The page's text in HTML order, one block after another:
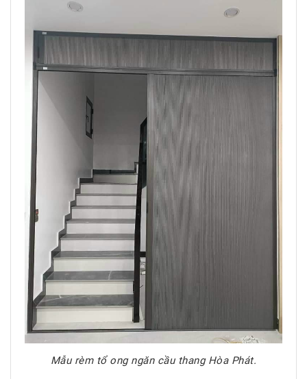
Mẫu rèm tổ ong ngăn cầu thang Hòa Phát.